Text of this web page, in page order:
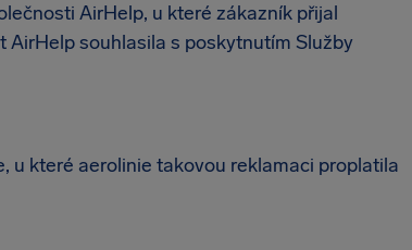
AirHelp, u které zákazník přijal
souhlasila s poskytnutím Služby
u které aerolinie takovou reklamaci proplatila